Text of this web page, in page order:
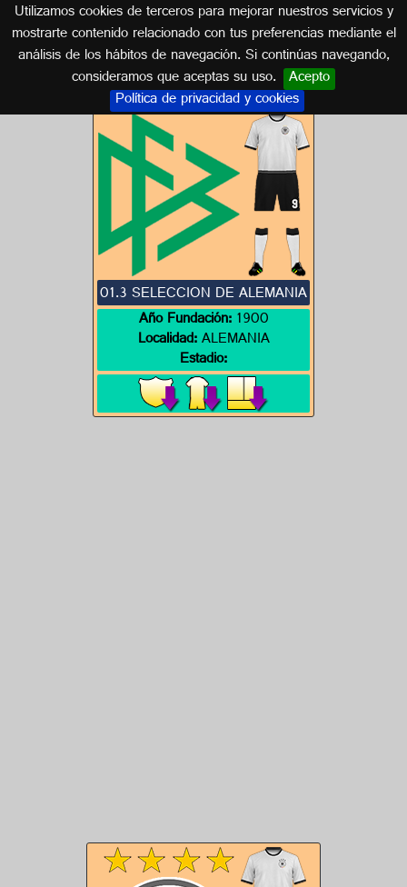
Utilizamos cookies de terceros para mejorar nuestros servicios y
mostrarte contenido relacionado con tus preferencias mediante el
análisis de los hábitos de navegación. Si continúas navegando,
consideramos que aceptas su uso. Acepto
Política de privacidad y cookies
Escudos de ALEMANIA
ALEMANIA
01.3 SELECCION DE ALEMANIA
Año Fundación:1900
Localidad:ALEMANIA
Estadio: